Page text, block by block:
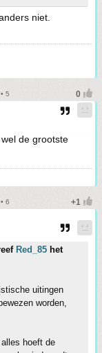
niet.
5
de grootste
6
Red_85 het
uitingen
worden,
hoeft de